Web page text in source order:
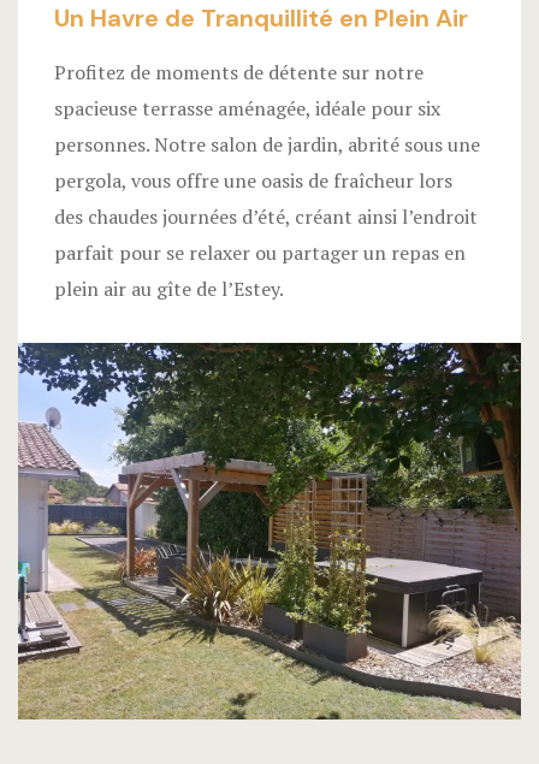
Un Havre de Tranquillité en Plein Air
Profitez de moments de détente sur notre
spacieuse terrasse aménagée, idéale pour six
personnes. Notre salon de jardin, abrité sous une
pergola, vous offre une oasis de fraîcheur lors
des chaudes journées d’été, créant ainsi l’endroit
parfait pour se relaxer ou partager un repas en
plein air au gîte de l’Estey.